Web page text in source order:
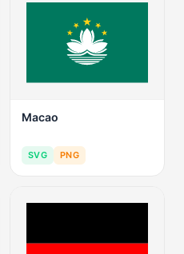
Macao
SVG PNG